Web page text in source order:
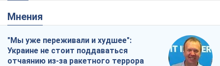
Мнения
"Мы уже переживали и худшее":
Украине не стоит поддаваться
отчаянию из-за ракетного террора